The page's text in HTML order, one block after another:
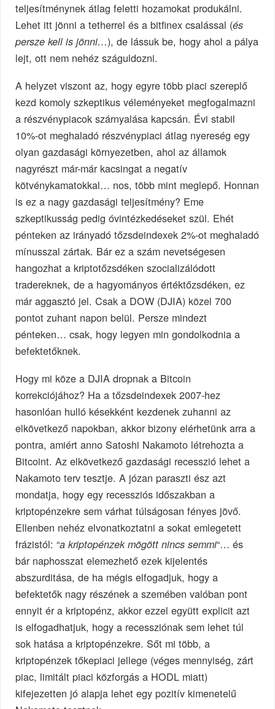
teljesítménynek átlag feletti hozamokat produkálni.
Lehet itt jönni a tetherrel és a bitfinex csalással (és
persze kell is jönni…), de lássuk be, hogy ahol a pálya
lejt, ott nem nehéz száguldozni.
A helyzet viszont az, hogy egyre több piaci szereplő
kezd komoly szkeptikus véleményeket megfogalmazni
a részvénypiacok szárnyalása kapcsán. Évi stabil
10%-ot meghaladó részvénypiaci átlag nyereség egy
olyan gazdasági környezetben, ahol az államok
nagyrészt már-már kacsingat a negatív
kötvénykamatokkal… nos, több mint meglepő. Honnan
is ez a nagy gazdasági teljesítmény? Eme
szkeptikusság pedig óvintézkedéseket szül. Ehét
pénteken az irányadó tőzsdeindexek 2%-ot meghaladó
mínusszal zártak. Bár ez a szám nevetségesen
hangozhat a kriptotőzsdéken szocializálódott
tradereknek, de a hagyományos értéktőzsdéken, ez
már aggasztó jel. Csak a DOW (DJIA) közel 700
pontot zuhant napon belül. Persze mindezt
pénteken… csak, hogy legyen min gondolkodnia a
befektetőknek.
Hogy mi köze a DJIA dropnak a Bitcoin
korrekciójához? Ha a tőzsdeindexek 2007-hez
hasonlóan hulló késekként kezdenek zuhanni az
elkövetkező napokban, akkor bizony elérhetünk arra a
pontra, amiért anno Satoshi Nakamoto létrehozta a
Bitcoint. Az elkövetkező gazdasági recesszió lehet a
Nakamoto terv tesztje. A józan paraszti ész azt
mondatja, hogy egy recessziós időszakban a
kriptopénzekre sem várhat túlságosan fényes jövő.
Ellenben nehéz elvonatkoztatni a sokat emlegetett
frázistól: “a kriptopénzek mögött nincs semmi“… és
bár naphosszat elemezhető ezek kijelentés
abszurditása, de ha mégis elfogadjuk, hogy a
befektetők nagy részének a szemében valóban pont
ennyit ér a kriptopénz, akkor ezzel együtt explicit azt
is elfogadhatjuk, hogy a recessziónak sem lehet túl
sok hatása a kriptopénzekre. Sőt mi több, a
kriptopénzek tőkepiaci jellege (véges mennyiség, zárt
piac, limitált piaci közforgás a HODL miatt)
kifejezetten jó alapja lehet egy pozitív kimenetelű